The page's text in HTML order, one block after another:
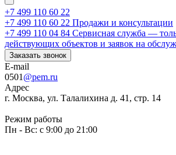
+7 499 110 60 22
+7 499 110 60 22 Продажи и консультации
+7 499 110 04 84 Сервисная служба —
действующих объектов и заявок на
Заказать звонок
E-mail
0501 @pem.ru
Адрес
г. Москва, ул. Талалихина д. 41, стр. 14
Режим работы
Пн - Вс: с 9:00 до 21:00